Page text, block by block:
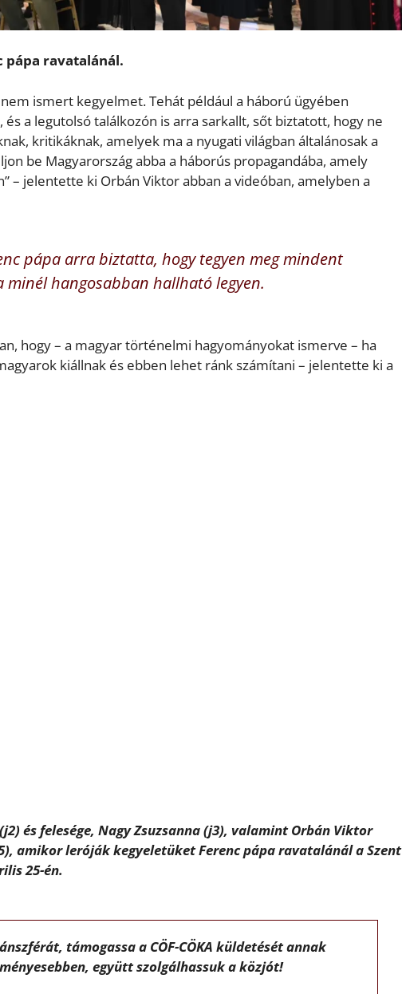
ravatalánál.
ismert kegyelmet. Tehát például a háború ügyében
a legutolsó találkozón is arra sarkallt, sőt biztatott, hogy ne
kritikáknak, amelyek ma a nyugati világban általánosak a
be Magyarország abba a háborús propagandába, amely
– jelentette ki Orbán Viktor abban a videóban, amelyben a
pápa arra biztatta, hogy tegyen meg mindent
minél hangosabban hallható legyen.
hogy – a magyar történelmi hagyományokat ismerve – ha
kiállnak és ebben lehet ránk számítani – jelentette ki a
és felesége, Nagy Zsuzsanna (j3), valamint Orbán Viktor
amikor leróják kegyeletüket Ferenc pápa ravatalánál a Szent
25-én.
támogassa a CÖF-CÖKA küldetését annak
együtt szolgálhassuk a közjót!